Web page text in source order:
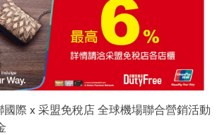
際 x 采盟免稅店 全球機場聯合營銷活動